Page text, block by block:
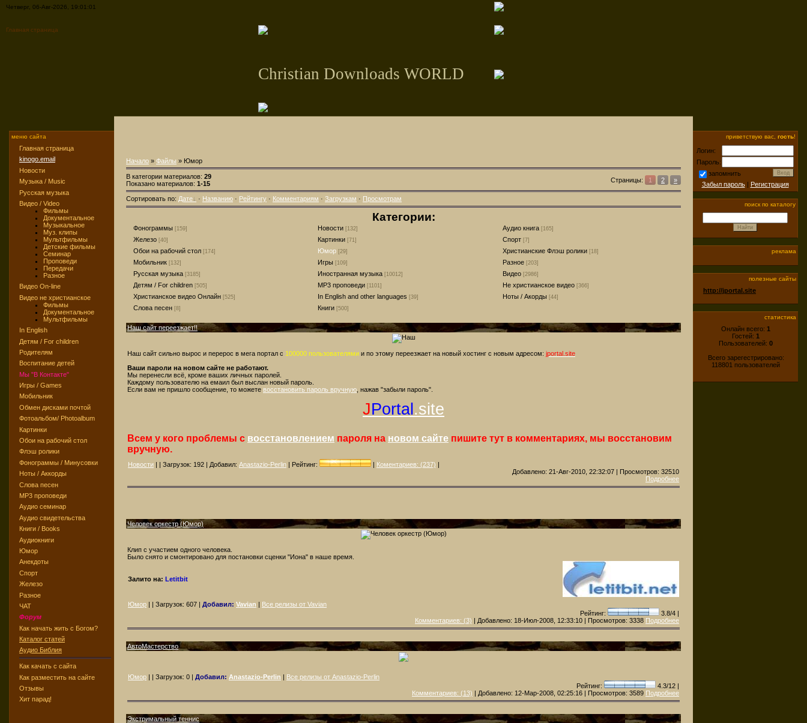
Четверг, 06-Авг-2026, 19:01:01
Главная страница
Christian Downloads WORLD
меню сайта
Главная страница
kinogo.email
Новости
Музыка / Music
Русская музыка
Видео / Video
Фильмы
Документальное
Музыкальное
Муз. клипы
Мультфильмы
Детские фильмы
Семинар
Проповеди
Передачи
Разное
Видео On-line
Видео не христианское
Фильмы
Документальное
Мультфильмы
In English
Детям / For children
Родителям
Воспитание детей
Мы "В Контакте"
Игры / Games
Мобильник
Обмен дисками почтой
Фотоальбом/ Photoalbum
Картинки
Обои на рабочий стол
Флэш ролики
Фонограммы / Минусовки
Ноты / Аккорды
Слова песен
MP3 проповеди
Аудио семинар
Аудио свидетельства
Книги / Books
Аудиокниги
Юмор
Анекдоты
Спорт
Железо
Разное
ЧАТ
Форум
Как начать жить с Богом?
Каталог статей
Аудио Библия
Как качать с сайта
Как разместить на сайте
Отзывы
Хит парад!
Начало » Файлы » Юмор
В категории материалов: 29
Показано материалов: 1-15 Страницы: 1 2 »
Сортировать по: Дате · Названию · Рейтингу · Комментариям · Загрузкам · Просмотрам
Категории:
Фонограммы [159] Новости [132] Аудио книга [165]
Железо [40] Картинки [71] Спорт [7]
Обои на рабочий стол [174] Юмор [29] Христианские Флэш ролики [18]
Мобильник [132] Игры [109] Разное [203]
Русская музыка [3185] Иностранная музыка [10012] Видео [2986]
Детям / For children [505] MP3 проповеди [1101] Не христианское видео [366]
Христианское видео Онлайн [525] In English and other languages [39] Ноты / Акорды [44]
Слова песен [8] Книги [500]
Наш сайт переезжает!!
Наш сайт сильно вырос и перерос в мега портал с 100000 пользователями и по этому переезжает на новый хостинг с новым адресом: jportal.site
Ваши пароли на новом сайте не работают.
Мы перенесли всё, кроме ваших личных паролей.
Каждому пользователю на емаил был выслан новый пароль.
Если вам не пришло сообщение, то можете восстановить пароль вручную , нажав "забыли пароль".
JPortal .site
Всем у кого проблемы с восстановлением пароля на новом сайте пишите тут в комментариях, мы восстановим
вручную.
Новости | | Загрузок: 192 | Добавил: Anastazio-Perlin | Рейтинг: | Коментариев: (237) |
Добавлено: 21-Авг-2010, 22:32:07 | Просмотров: 32510
Подробнее
Человек оркестр (Юмор)
Клип с участием одного человека.
Было снято и смонтировано для постановки сценки "Иона" в наше время.
Залито на: Letitbit
Юмор | | Загрузок: 607 | Добавил: Vavian | Все релизы от Vavian
Рейтинг:
3.8/4 |
Комментариев: (3) | Добавлено: 18-Июл-2008, 12:33:10 | Просмотров: 3338 Подробнее
АвтоМастерство
Юмор | | Загрузок: 0 | Добавил: Anastazio-Perlin | Все релизы от Anastazio-Perlin
Рейтинг:
4.3/12 |
Комментариев: (13) | Добавлено: 12-Мар-2008, 02:25:16 | Просмотров: 3589 Подробнее
Экстримальный теннис
приветствую вас, гость!
Логин:
Пароль:
запомнить
Забыл пароль| Регистрация
поиск по каталогу
реклама
полезные сайты
http://jportal.site
статистика
Онлайн всего: 1
Гостей: 1
Пользователей: 0
Всего зарегестрировано:
118801 пользователей